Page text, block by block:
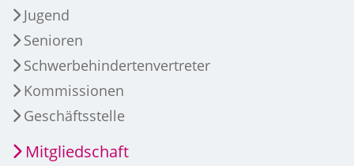
Jugend
Senioren
Schwerbehindertenvertreter
Kommissionen
Geschäftsstelle
Mitgliedschaft